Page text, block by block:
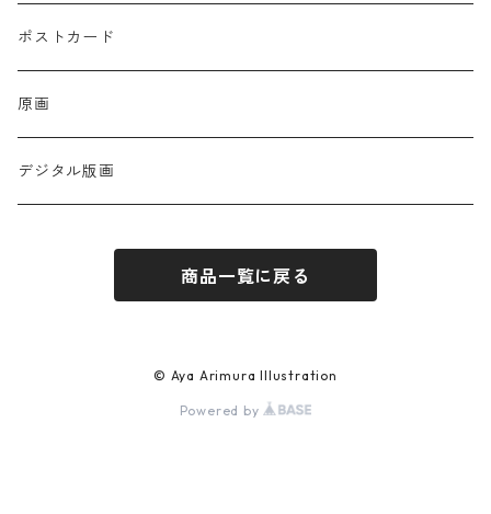
ポストカード
原画
デジタル版画
商品一覧に戻る
© Aya Arimura Illustration
Powered by